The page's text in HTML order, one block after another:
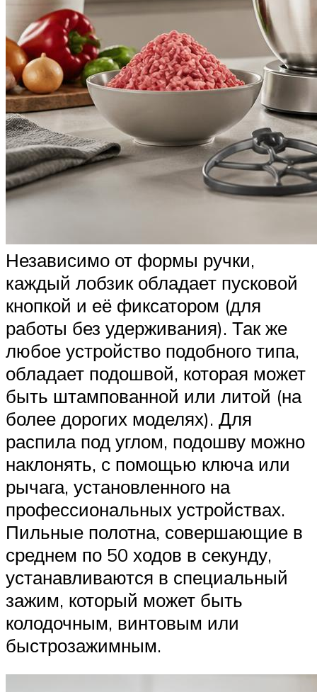
Независимо от формы ручки,
каждый лобзик обладает пусковой
кнопкой и её фиксатором (для
работы без удерживания). Так же
любое устройство подобного типа,
обладает подошвой, которая может
быть штампованной или литой (на
более дорогих моделях). Для
распила под углом, подошву можно
наклонять, с помощью ключа или
рычага, установленного на
профессиональных устройствах.
Пильные полотна, совершающие в
среднем по 50 ходов в секунду,
устанавливаются в специальный
зажим, который может быть
колодочным, винтовым или
быстрозажимным.